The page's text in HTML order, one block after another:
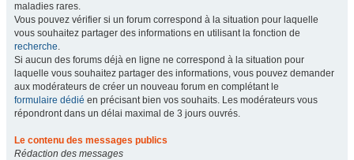
maladies rares.
Vous pouvez vérifier si un forum correspond à la situation pour laquelle
vous souhaitez partager des informations en utilisant la fonction de
recherche.
Si aucun des forums déjà en ligne ne correspond à la situation pour
laquelle vous souhaitez partager des informations, vous pouvez demander
aux modérateurs de créer un nouveau forum en complétant le
formulaire dédié en précisant bien vos souhaits. Les modérateurs vous
répondront dans un délai maximal de 3 jours ouvrés.
Le contenu des messages publics
Rédaction des messages